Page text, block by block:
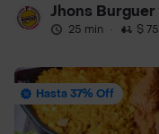
Jhons Burguer
25 min · $
Hasta 37% Off